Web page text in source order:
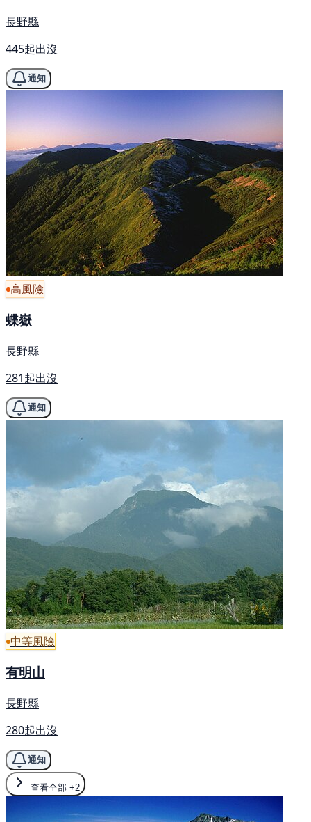
長野縣
445起出沒
通知
高風險
蝶嶽
長野縣
281起出沒
通知
中等風險
有明山
長野縣
280起出沒
通知
查看全部 +2